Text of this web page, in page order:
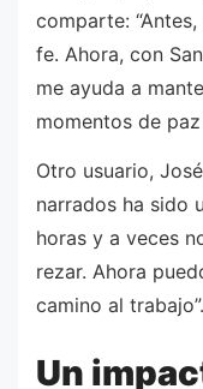
comparte:
fe. Ahora, con
me ayuda a
momentos de
Otro usuario,
narrados ha sido
horas y a veces
rezar. Ahora
camino al trabajo”.
Un